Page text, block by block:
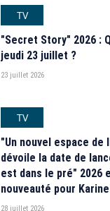
TV
"Secret Story" 2026 :
jeudi 23 juillet ?
23 juillet 2026
TV
"Un nouvel espace de
dévoile la date de
est dans le pré" 2026
nouveauté pour
28 juillet 2026